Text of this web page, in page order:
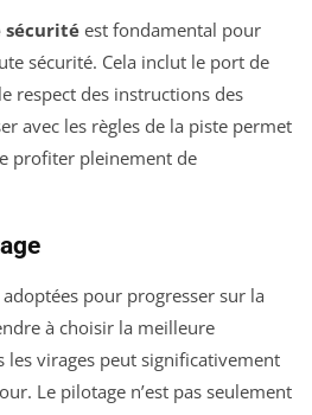
sécurité est fondamental pour
sécurité. Cela inclut le port de
respect des instructions des
avec les règles de la piste permet
profiter pleinement de
pour progresser sur la
à choisir la meilleure
les virages peut significativement
Le pilotage n’est pas seulement